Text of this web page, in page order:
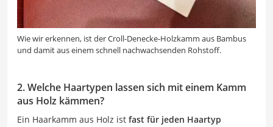
Wie wir erkennen, ist der Croll-Denecke-Holzkamm aus Bambus
und damit aus einem schnell nachwachsenden Rohstoff.
2. Welche Haartypen lassen sich mit einem Kamm
aus Holz kämmen?
Ein Haarkamm aus Holz ist fast für jeden Haartyp